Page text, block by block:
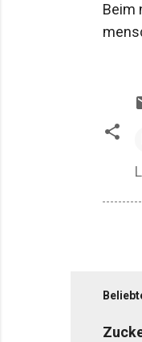
Beim